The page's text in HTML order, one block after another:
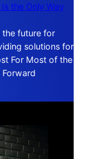
the Only Way
the future for
solutions for
For Most of the